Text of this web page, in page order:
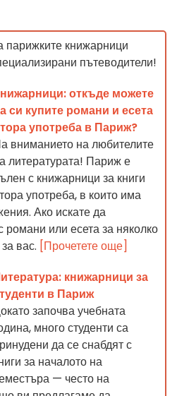
парижките книжарници
пътеводители!
откъде можете
си купите романи и есета
употреба в Париж?
вниманието на любителите
литературата! Париж е
с книжарници за книги
употреба, в които има
Ако искате да
романи или есета за няколко
вас. [Прочетете още]
книжарници за
в Париж
започва учебната
много студенти са
да се снабдят с
за началото на
— често на